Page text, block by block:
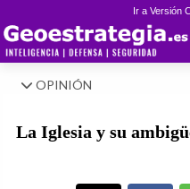
Ir a Versión
OPINIÓN
La Iglesia y su